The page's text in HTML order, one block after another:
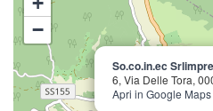
So.co.in.ec
6, Via Delle Tora,
Apri in Google Maps
−